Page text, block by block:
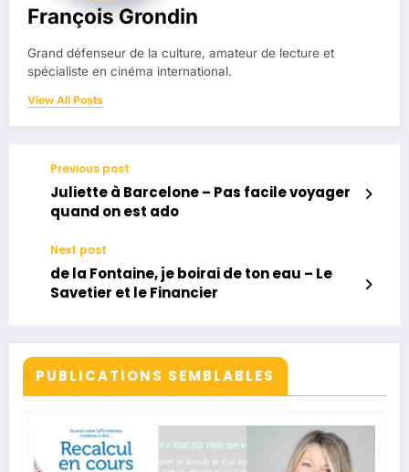
François Grondin
Grand défenseur de la culture, amateur de lecture et
spécialiste en cinéma international.
View All Posts
Previous post
Juliette à Barcelone – Pas facile voyager
quand on est ado
Next post
de la Fontaine, je boirai de ton eau – Le
Savetier et le Financier
PUBLICATIONS SEMBLABLES